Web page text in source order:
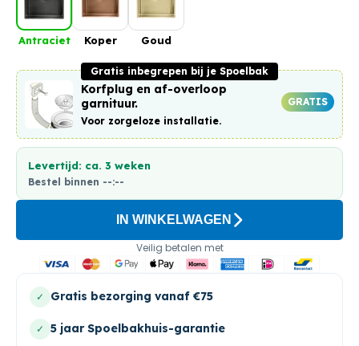
Antraciet Koper Goud
Gratis inbegrepen bij je Spoelbak
Korfplug en af-overloop
garnituur.
Voor zorgeloze installatie.
GRATIS
Levertijd: ca. 3 weken
Bestel binnen --:--
IN WINKELWAGEN
Veilig betalen met
✓ Gratis bezorging vanaf €75
✓ 5 jaar Spoelbakhuis-garantie